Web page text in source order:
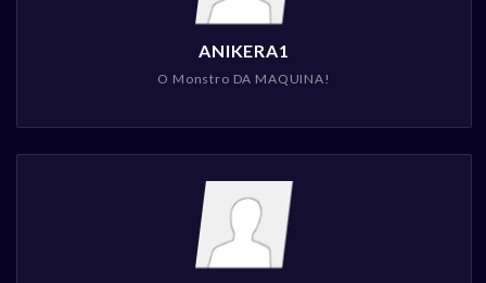
ANIKERA1
O Monstro DA MAQUINA!